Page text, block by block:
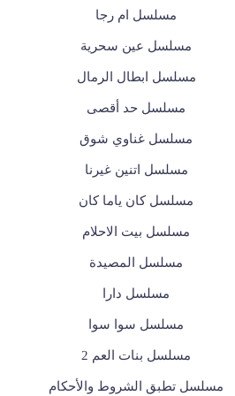
مسلسل ام رجا
مسلسل عين سحرية
مسلسل ابطال الرمال
مسلسل حد أقصى
مسلسل غناوي شوق
مسلسل اتنين غيرنا
مسلسل كان ياما كان
مسلسل بيت الاحلام
مسلسل المصيدة
مسلسل دارا
مسلسل سوا سوا
مسلسل بنات العم 2
مسلسل تطبق الشروط والأحكام